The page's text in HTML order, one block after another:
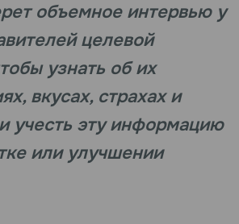
объемное интервью у
целевой
узнать об их
вкусах, страхах и
учесть эту информацию
или улучшении